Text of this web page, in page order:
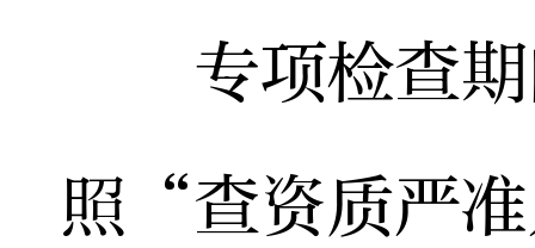
专项检查期
照“查资质严